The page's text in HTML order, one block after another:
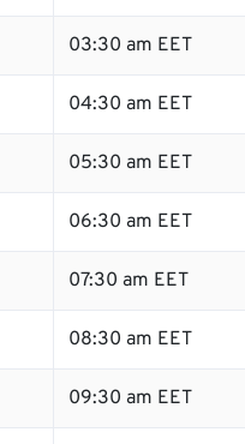
03:30 am EET
04:30 am EET
05:30 am EET
06:30 am EET
07:30 am EET
08:30 am EET
09:30 am EET